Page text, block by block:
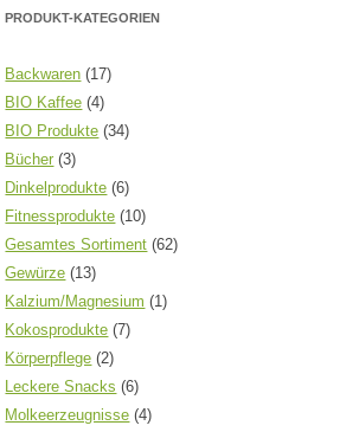
PRODUKT-KATEGORIEN
Backwaren (17)
BIO Kaffee (4)
BIO Produkte (34)
Bücher (3)
Dinkelprodukte (6)
Fitnessprodukte (10)
Gesamtes Sortiment (62)
Gewürze (13)
Kalzium/Magnesium (1)
Kokosprodukte (7)
Körperpflege (2)
Leckere Snacks (6)
Molkeerzeugnisse (4)